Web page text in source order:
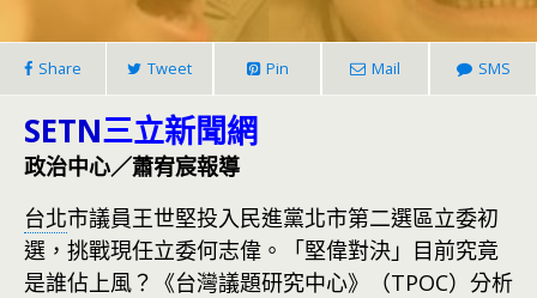
Share Tweet Pin Mail SMS
SETN三立新聞網
政治中心／蕭宥宸報導
台北市議員王世堅投入民進黨北市第二選區立委初
選，挑戰現任立委何志偉。「堅偉對決」目前究竟
是誰佔上風？《台灣議題研究中心》（TPOC）分析